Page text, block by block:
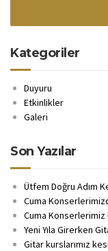
Kategoriler
Duyuru
Etkinlikler
Galeri
Son Yazılar
Ütfem Doğru Adım
Cuma
Cuma Konserlerimiz
Yeni Yıla Girerken
Gitar kurslarımız